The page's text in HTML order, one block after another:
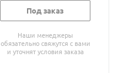
Под заказ
Наши менеджеры
обязательно свяжутся с вами
и уточнят условия заказа